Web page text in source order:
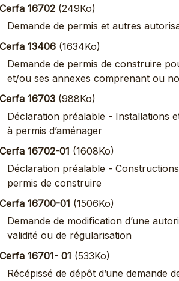
Cerfa 16702 (249Ko)
Demande de permis et autres
Cerfa 13406 (1634Ko)
Demande de permis de construire
et/ou ses annexes comprenant ou
Cerfa 16703 (988Ko)
Déclaration préalable - Installations
à permis d’aménager
Cerfa 16702-01 (1608Ko)
Déclaration préalable -
permis de construire
Cerfa 16700-01 (1506Ko)
Demande de modification d’une
validité ou de régularisation
Cerfa 16701- 01 (533Ko)
Récépissé de dépôt d’une demande